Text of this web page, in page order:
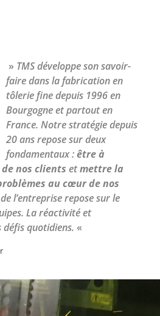
» TMS développe son savoir-
faire dans la fabrication en
tôlerie fine depuis 1996 en
Bourgogne et partout en
France. Notre stratégie depuis
20 ans repose sur deux
fondamentaux :être à
de nos clients etmettre la
au cœur de nos
l’entreprise repose sur le
La réactivité et
défis quotidiens. «